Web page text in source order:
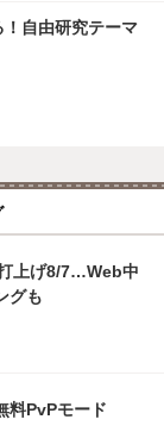
！自由研究テーマ
上げ8/7…Web中
グも
料PvPモード